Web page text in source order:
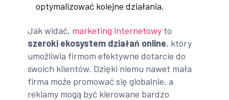
optymalizować kolejne działania.
Jak widać, marketing internetowy to
szeroki ekosystem działań online, który
umożliwia firmom efektywne dotarcie do
swoich klientów. Dzięki niemu nawet mała
firma może promować się globalnie, a
reklamy mogą być kierowane bardzo